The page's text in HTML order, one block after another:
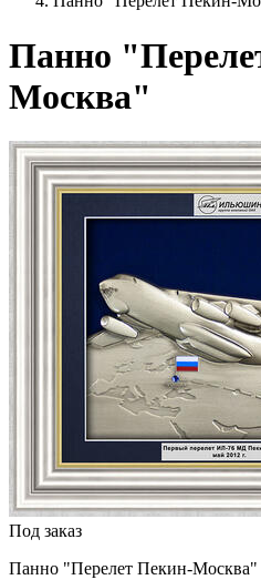
Панно
Москва"
Под заказ
Панно "Перелет Пекин-